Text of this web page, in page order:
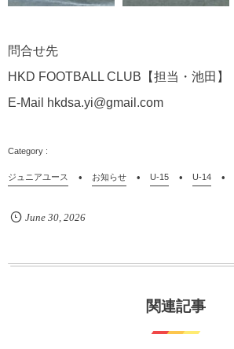
問合せ先
HKD FOOTBALL CLUB【担当・池田】
E-Mail hkdsa.yi@gmail.com
ジュニアユース お知らせ U-15 U-14
June 30, 2026
関連記事